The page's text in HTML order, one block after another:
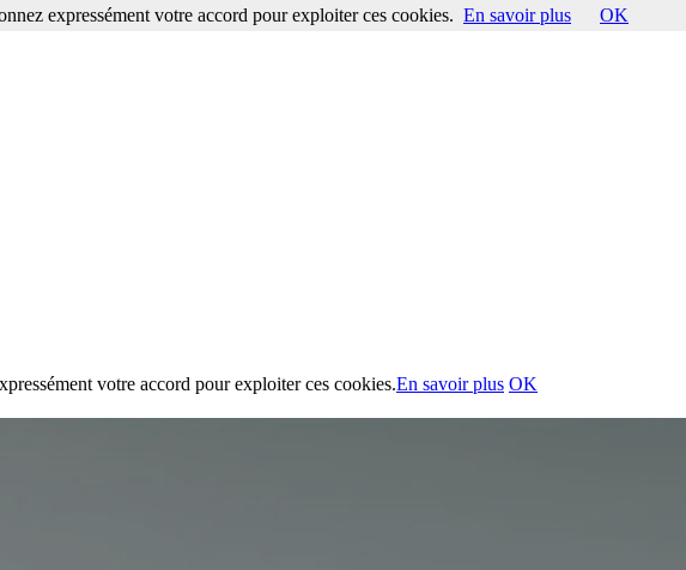
votre accord pour exploiter ces cookies.En savoir plus OK
expressément votre accord pour exploiter ces cookies. En savoir plus OK